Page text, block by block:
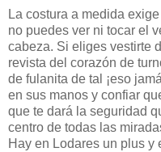
La costura a medida
no puedes ver ni tocar el
cabeza. Si eliges vestirte
revista del corazón de
de fulanita de tal ¡eso
en sus manos y confiar
que te dará la seguridad
centro de todas las
Hay en Lodares un plus y